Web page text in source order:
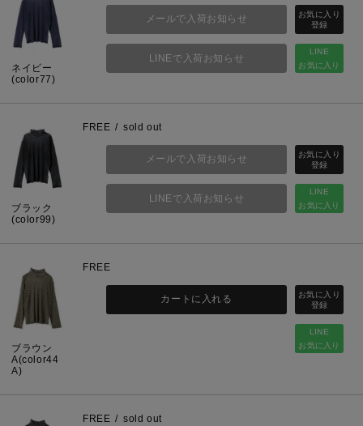
ネイビー
(color77)
LINE
お気に入り
メールで入荷お知らせ
LINEで入荷お知らせ
ブラック
(color99)
FREE sold out
LINE
お気に入り
メールで入荷お知らせ
LINEで入荷お知らせ
ブラウン
A(color44
A)
FREE
LINE
お気に入り
カートに入れる
FREE sold out